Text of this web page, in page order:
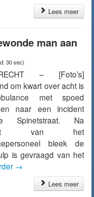
Lees meer
man aan
30 sec)
– [Foto’s]
om kwart over acht is
met spoed
naar een incident
Spinetstraat. Na
van het
bleek de
is gevraagd van het
→
Lees meer